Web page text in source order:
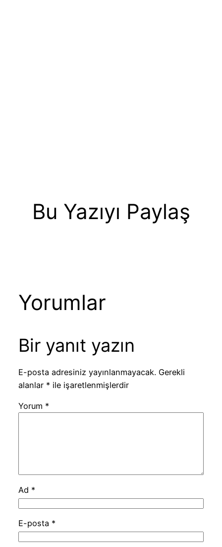
Bu Yazıyı Paylaş
Yorumlar
Bir yanıt yazın
E-posta adresiniz yayınlanmayacak. Gerekli
alanlar * ile işaretlenmişlerdir
Yorum *
Ad *
E-posta *